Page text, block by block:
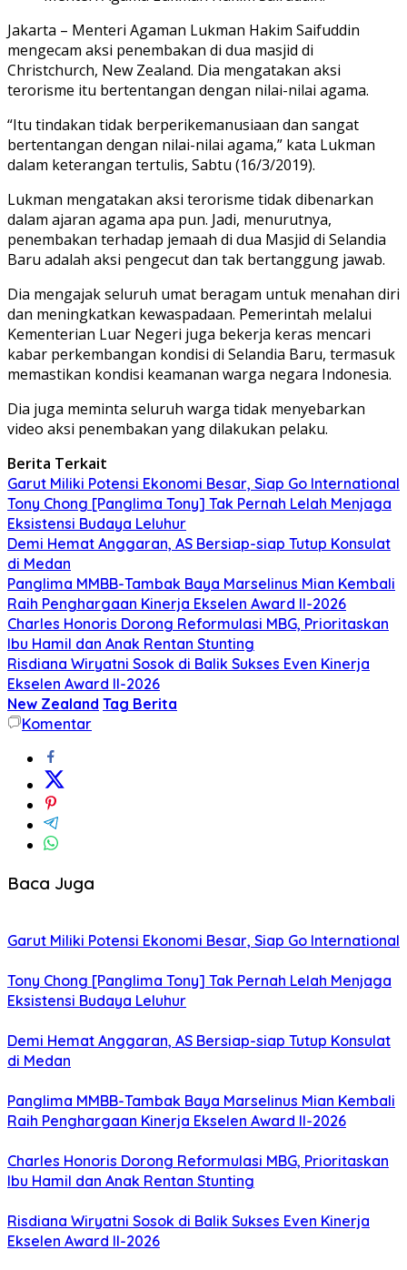
Jakarta – Menteri Agaman Lukman Hakim Saifuddin
mengecam aksi penembakan di dua masjid di
Christchurch, New Zealand. Dia mengatakan aksi
terorisme itu bertentangan dengan nilai-nilai agama.
“Itu tindakan tidak berperikemanusiaan dan sangat
bertentangan dengan nilai-nilai agama,” kata Lukman
dalam keterangan tertulis, Sabtu (16/3/2019).
Lukman mengatakan aksi terorisme tidak dibenarkan
dalam ajaran agama apa pun. Jadi, menurutnya,
penembakan terhadap jemaah di dua Masjid di Selandia
Baru adalah aksi pengecut dan tak bertanggung jawab.
Dia mengajak seluruh umat beragam untuk menahan diri
dan meningkatkan kewaspadaan. Pemerintah melalui
Kementerian Luar Negeri juga bekerja keras mencari
kabar perkembangan kondisi di Selandia Baru, termasuk
memastikan kondisi keamanan warga negara Indonesia.
Dia juga meminta seluruh warga tidak menyebarkan
video aksi penembakan yang dilakukan pelaku.
Berita Terkait
Garut Miliki Potensi Ekonomi Besar, Siap Go International
Tony Chong [Panglima Tony] Tak Pernah Lelah Menjaga
Eksistensi Budaya Leluhur
Demi Hemat Anggaran, AS Bersiap-siap Tutup Konsulat
di Medan
Panglima MMBB-Tambak Baya Marselinus Mian Kembali
Raih Penghargaan Kinerja Ekselen Award II-2026
Charles Honoris Dorong Reformulasi MBG, Prioritaskan
Ibu Hamil dan Anak Rentan Stunting
Risdiana Wiryatni Sosok di Balik Sukses Even Kinerja
Ekselen Award II-2026
New Zealand Tag Berita
Komentar
Baca Juga
Garut Miliki Potensi Ekonomi Besar, Siap Go International
Tony Chong [Panglima Tony] Tak Pernah Lelah Menjaga
Eksistensi Budaya Leluhur
Demi Hemat Anggaran, AS Bersiap-siap Tutup Konsulat
di Medan
Panglima MMBB-Tambak Baya Marselinus Mian Kembali
Raih Penghargaan Kinerja Ekselen Award II-2026
Charles Honoris Dorong Reformulasi MBG, Prioritaskan
Ibu Hamil dan Anak Rentan Stunting
Risdiana Wiryatni Sosok di Balik Sukses Even Kinerja
Ekselen Award II-2026